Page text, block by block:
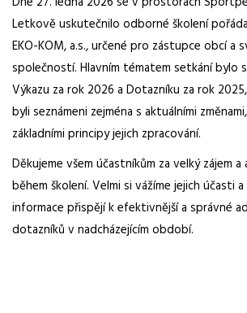
Letkově uskutečnilo odborné školení
EKO-KOM, a.s., určené pro zástupce obcí a
společností. Hlavním tématem setkání bylo
Výkazu za rok 2026 a Dotazníku za rok
byli seznámeni zejména s aktuálními
základními principy jejich zpracování.
Děkujeme všem účastníkům za velký zájem
během školení. Velmi si vážíme jejich účasti
informace přispějí k efektivnější a správné
dotazníků v nadcházejícím období.